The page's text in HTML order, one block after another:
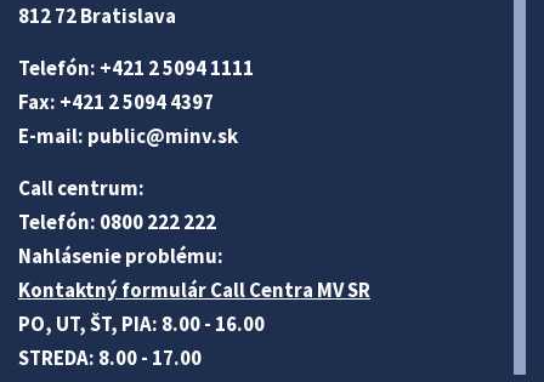
812 72 Bratislava
Telefón: +421 2 5094 1111
Fax: +421 2 5094 4397
E-mail: public@minv.sk
Call centrum:
Telefón: 0800 222 222
Nahlásenie problému:
Kontaktný formulár Call Centra MV SR
PO, UT, ŠT, PIA: 8.00 - 16.00
STREDA: 8.00 - 17.00